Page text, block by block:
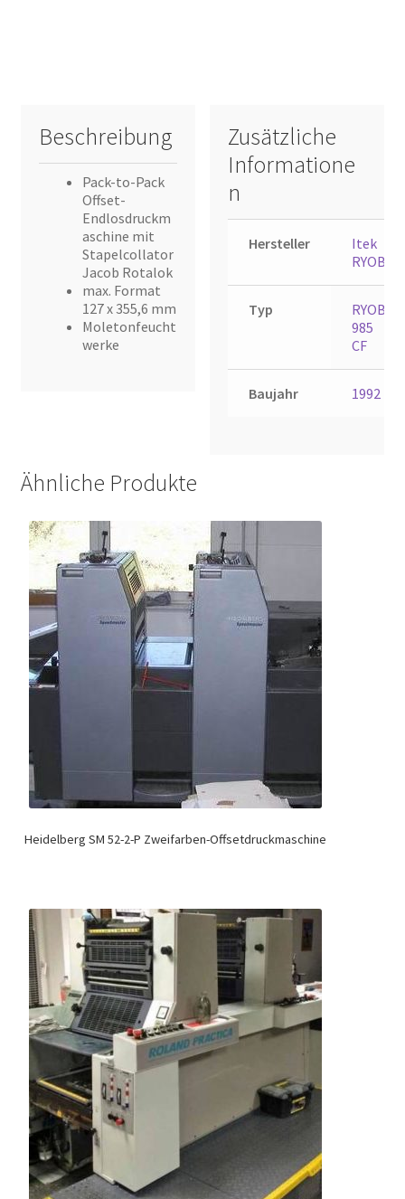
Beschreibung
Pack-to-Pack
Offset-
Endlosdruckm
aschine mit
Stapelcollator
Jacob Rotalok
max. Format
127 x 355,6 mm
Moletonfeucht
werke
Zusätzliche
Informatione
n
Hersteller
Itek
RYOBI
Typ
RYOBI
985
CF
Baujahr 1992
Ähnliche Produkte
Heidelberg SM 52-2-P Zweifarben-Offsetdruckmaschine